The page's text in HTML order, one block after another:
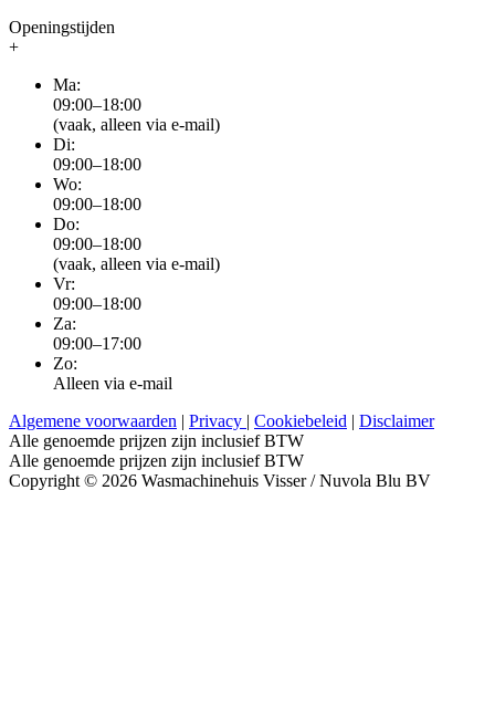
Openingstijden
+
Ma:
09:00–18:00
(vaak, alleen via e-mail)
Di:
09:00–18:00
Wo:
09:00–18:00
Do:
09:00–18:00
(vaak, alleen via e-mail)
Vr:
09:00–18:00
Za:
09:00–17:00
Zo:
Alleen via e-mail
Algemene voorwaarden | Privacy | Cookiebeleid | Disclaimer
Alle genoemde prijzen zijn inclusief BTW
Alle genoemde prijzen zijn inclusief BTW
Copyright © 2026 Wasmachinehuis Visser / Nuvola Blu BV